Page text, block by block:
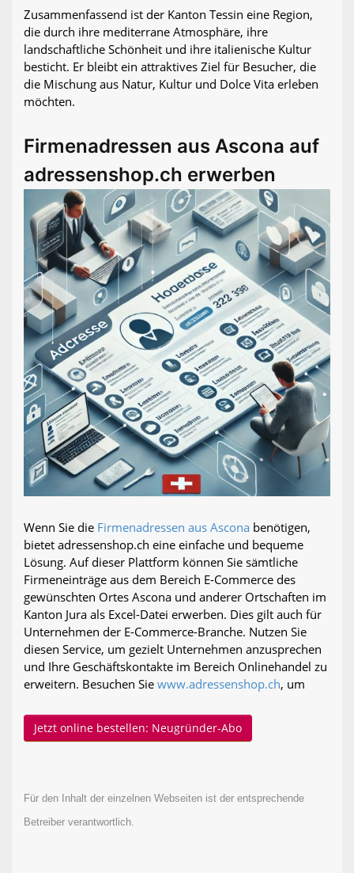
Zusammenfassend ist der Kanton Tessin eine Region,
die durch ihre mediterrane Atmosphäre, ihre
landschaftliche Schönheit und ihre italienische Kultur
besticht. Er bleibt ein attraktives Ziel für Besucher, die
die Mischung aus Natur, Kultur und Dolce Vita erleben
möchten.
Firmenadressen aus Ascona auf
adressenshop.ch erwerben
Wenn Sie die Firmenadressen aus Ascona benötigen,
bietet adressenshop.ch eine einfache und bequeme
Lösung. Auf dieser Plattform können Sie sämtliche
Firmeneinträge aus dem Bereich E-Commerce des
gewünschten Ortes Ascona und anderer Ortschaften im
Kanton Jura als Excel-Datei erwerben. Dies gilt auch für
Unternehmen der E-Commerce-Branche. Nutzen Sie
diesen Service, um gezielt Unternehmen anzusprechen
und Ihre Geschäftskontakte im Bereich Onlinehandel zu
erweitern. Besuchen Sie www.adressenshop.ch, um
Jetzt online bestellen: Neugründer-Abo
Für den Inhalt der einzelnen Webseiten ist der entsprechende
Betreiber verantwortlich.